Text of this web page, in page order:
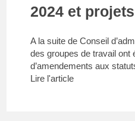
2024 et
A la suite de Conseil
des groupes de travail ont
d’amendements aux
Lire l'article